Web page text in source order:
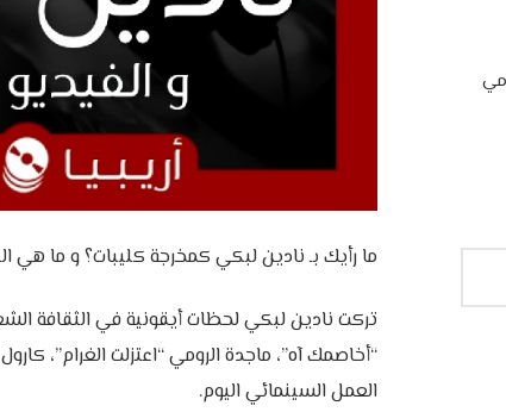
ما رأيك بـ نادين لبكي كمخرجة كليبات؟ و ما هي
تركت نادين لبكي لحظات أيقونية في الثقافة
“أخاصمك آه”، ماجدة الرومي “اعتزلت الغرام”،
العمل السينمائي اليوم.